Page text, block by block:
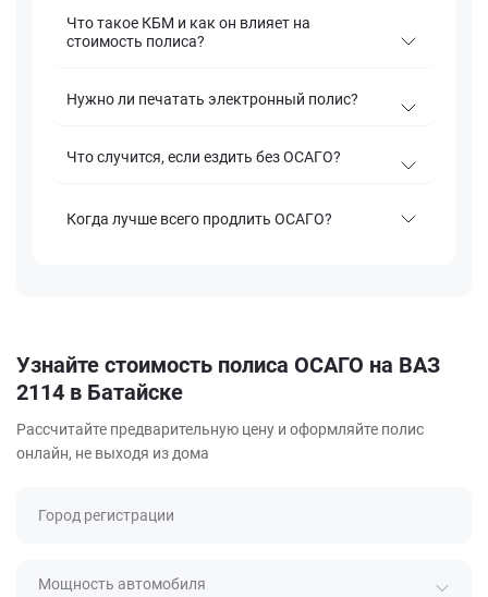
Что такое КБМ и как он влияет на
стоимость полиса?
Нужно ли печатать электронный полис?
Что случится, если ездить без ОСАГО?
Когда лучше всего продлить ОСАГО?
Узнайте стоимость полиса ОСАГО на ВАЗ
2114 в Батайске
Рассчитайте предварительную цену и оформляйте полис
онлайн, не выходя из дома
Город регистрации
Мощность автомобиля